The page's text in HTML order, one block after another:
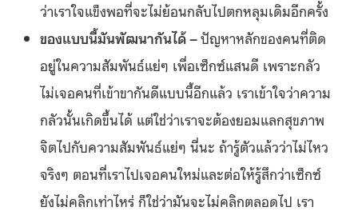
ว่าเราใจแข็งพอที่จะไม่ย้อนกลับไปตกหลุมเดิมอีกครั้ง
ของแบบนี้มันพัฒนากันได้ –ปัญหาหลักของคนที่ติด
อยู่ในความสัมพันธ์แย่ๆ เพื่อเซ็กซ์แสนดี เพราะกลัว
ไม่เจอคนที่เข้าขากันดีแบบนี้อีกแล้ว เราเข้าใจว่าความ
กลัวนั้นเกิดขึ้นได้ แต่ใช่ว่าเราจะต้องยอมแลกสุขภาพ
จิตไปกับความสัมพันธ์แย่ๆ นี่นะ ถ้ารู้ตัวแล้วว่าไม่ไหว
จริงๆ ตอนที่เราไปเจอคนใหม่และต่อให้รู้สึกว่าเซ็กซ์
ยังไม่คลิกเท่าไหร่ ก็ใช่ว่ามันจะไม่คลิกตลอดไป เรา